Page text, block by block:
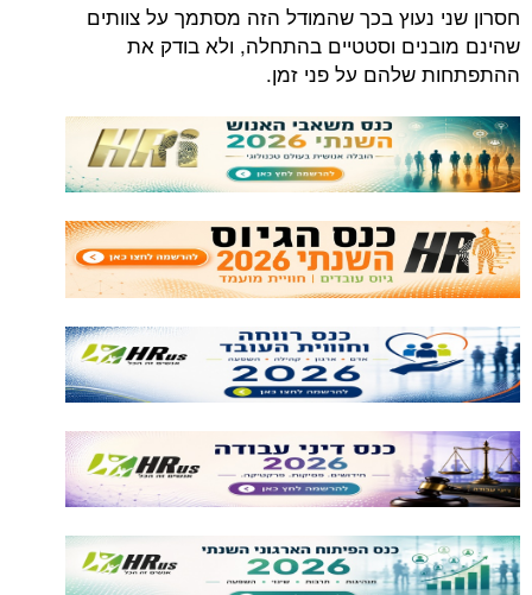
חסרון שני נעוץ בכך שהמודל הזה מסתמך על צוותים
שהינם מובנים וסטטיים בהתחלה, ולא בודק את
ההתפתחות שלהם על פני זמן.